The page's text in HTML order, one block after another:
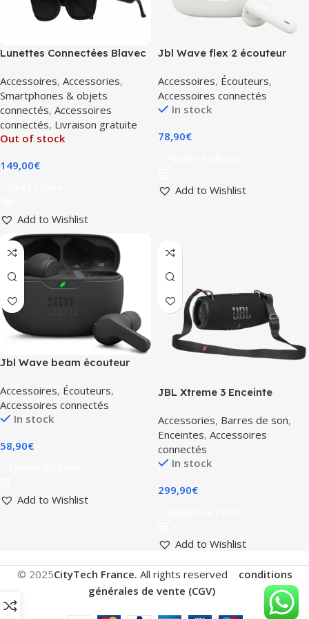
Lunettes Connectées Blavec
bluetooth
Accessoires, Accessories,
Smartphones & objets
connectés, Accessoires
connectés, Livraison gratuite
Out of stock
149,00€
Add to Wishlist
Jbl Wave flex 2 écouteur
Accessoires, Écouteurs,
Accessoires connectés
In stock
78,90€
Add to Wishlist
Jbl Wave beam écouteur
Accessoires, Écouteurs,
Accessoires connectés
In stock
58,90€
Add to Wishlist
JBL Xtreme 3 Enceinte
Accessories, Barres de son,
Enceintes, Accessoires
connectés
In stock
299,90€
Add to Wishlist
© 2025CityTech France. All rights reserved conditions
générales de vente (CGV)